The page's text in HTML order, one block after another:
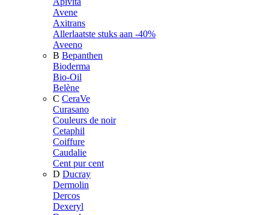
Avene
Axitrans
Allerlaatste stuks aan -40%
Aveeno
B Bepanthen
Bioderma
Bio-Oil
Belène
C CeraVe
Curasano
Couleurs de noir
Cetaphil
Coiffure
Caudalie
Cent pur cent
D Ducray
Dermolin
Dercos
Dexeryl